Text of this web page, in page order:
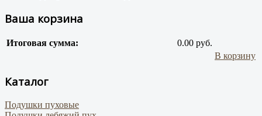
Ваша корзина
Итоговая сумма:
0.00 руб.
В корзину
Каталог
Подушки пуховые